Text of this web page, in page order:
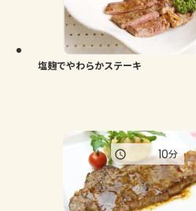
よくあるお問い合わせ
お買い物
塩麹でやわらかステーキ
10分